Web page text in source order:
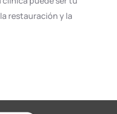
restauración y la